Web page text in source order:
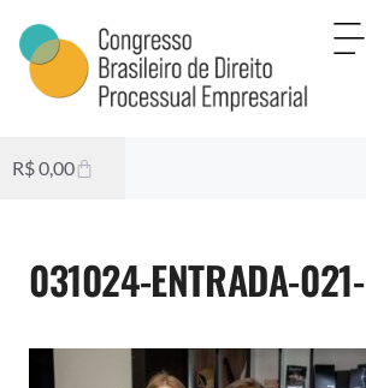
R$0,00
031024-ENTRADA-021-